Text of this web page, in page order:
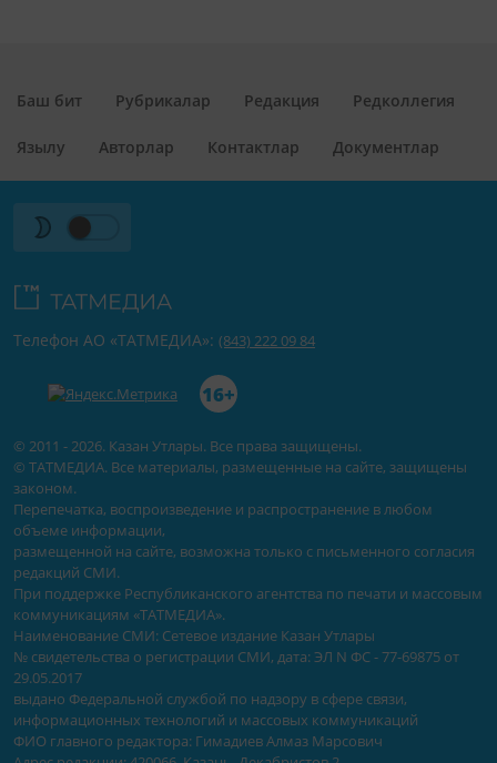
Баш бит Рубрикалар Редакция Редколлегия
Язылу Авторлар Контактлар Документлар
© 2011 - 2026. Казан Утлары. Все права защищены.
© ТАТМЕДИА. Все материалы, размещенные на сайте, защищены
законом.
Перепечатка, воспроизведение и распространение в любом
объеме информации,
размещенной на сайте, возможна только с письменного согласия
редакций СМИ.
При поддержке Республиканского агентства по печати и массовым
коммуникациям «ТАТМЕДИА».
Наименование СМИ: Сетевое издание Казан Утлары
№ свидетельства о регистрации СМИ, дата: ЭЛ N ФС - 77-69875 от
29.05.2017
выдано Федеральной службой по надзору в сфере связи,
информационных технологий и массовых коммуникаций
ФИО главного редактора: Гимадиев Алмаз Марсович
Телефон АО «ТАТМЕДИА»: (843) 222 09 84
16+